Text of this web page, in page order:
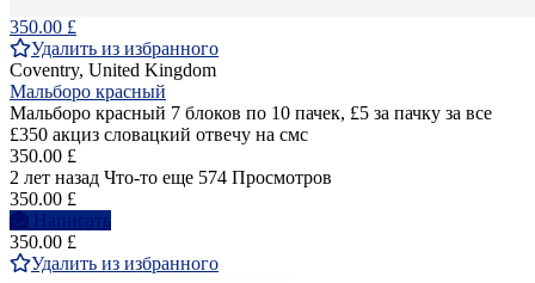
350.00 £
Удалить из избранного
Coventry, United Kingdom
Мальборо красный
Мальборо красный 7 блоков по 10 пачек, £5 за пачку за все
£350 акциз словацкий отвечу на смс
350.00 £
2 лет назад Что-то еще 574 Просмотров
350.00 £
Написать
350.00 £
Удалить из избранного